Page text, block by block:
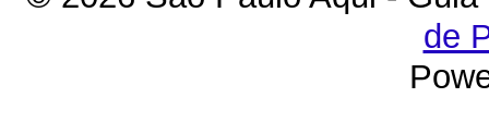
de